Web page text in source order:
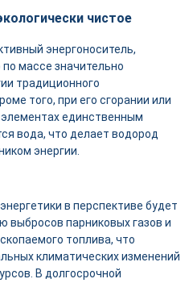
чистое
энергоноситель,
массе значительно
традиционного
того, при его сгорании или
единственным
вода, что делает водород
энергии.
в перспективе будет
выбросов парниковых газов и
топлива, что
климатических изменений
В долгосрочной